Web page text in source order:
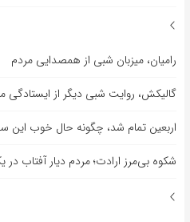
رامیان، میزبان شبی از همصدایی مردم
گالیکش، روایت شبی دیگر از ایستادگی
اربعین تمام شد، چگونه حال خوب این
شکوه بی‌مرز ارادت؛ مردم دیار آفتاب